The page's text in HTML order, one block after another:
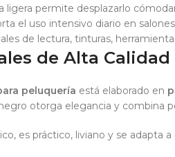
ligera permite desplazarlo
el uso intensivo diario en
de lectura, tinturas,
de Alta Calidad
peluquería está elaborado en
otorga elegancia y combina
es práctico, liviano y se